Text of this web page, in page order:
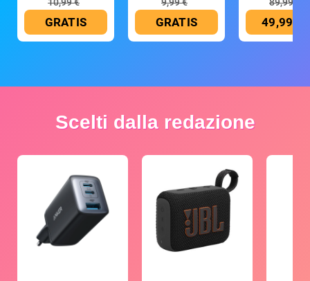
GRATIS GRATIS 49,99 €
Scelti dalla redazione